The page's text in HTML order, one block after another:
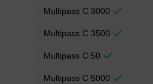
Multipass C 3000
Multipass C 3500
Multipass C 50
Multipass C 5000